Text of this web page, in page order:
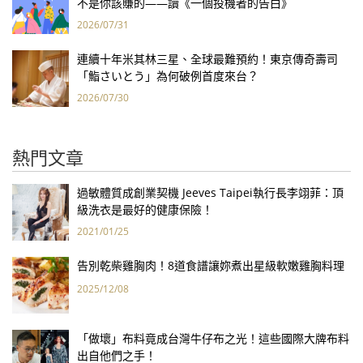
2026/07/31
連續十年米其林三星、全球最難預約！東京傳奇壽司
「鮨さいとう」為何破例首度來台？
2026/07/30
熱門文章
過敏體質成創業契機 Jeeves Taipei執行長李翊菲：頂
級洗衣是最好的健康保險！
2021/01/25
告別乾柴雞胸肉！8道食譜讓妳煮出星級軟嫩雞胸料理
2025/12/08
「做壞」布料竟成台灣牛仔布之光！這些國際大牌布料
出自他們之手！